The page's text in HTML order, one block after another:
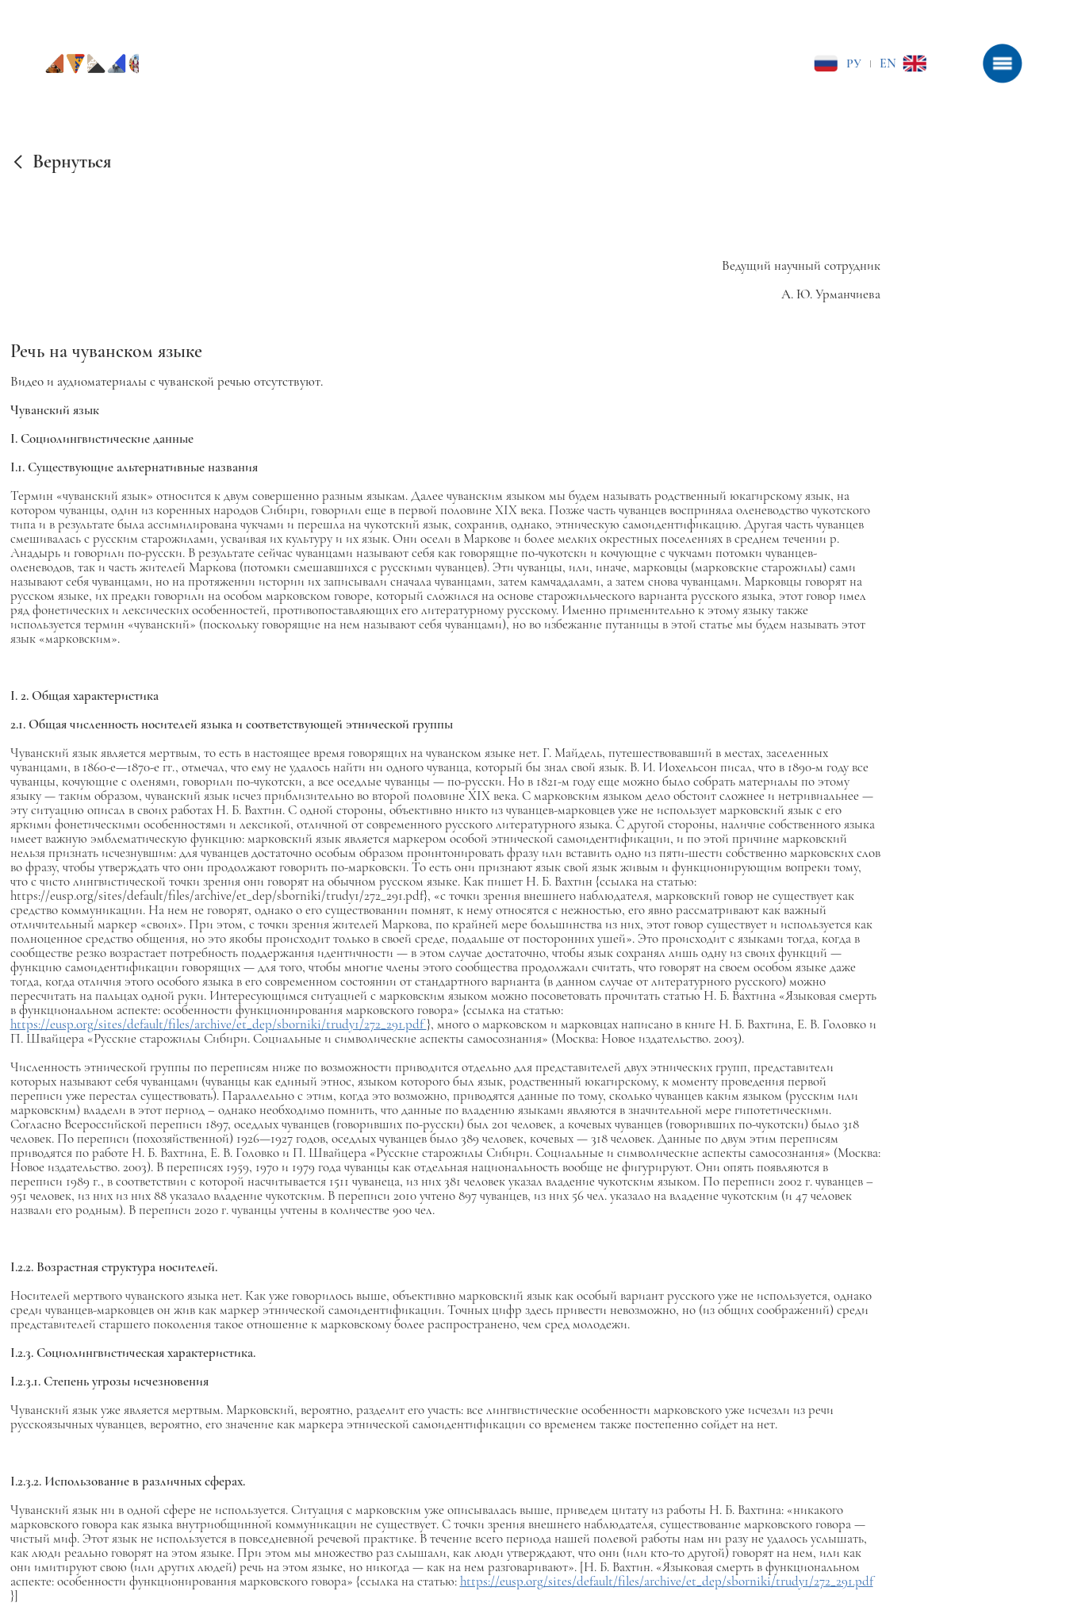
РУ EN
Вернуться
Ведущий научный сотрудник
А. Ю. Урманчиева
Речь на чуванском языке
Видео и аудиоматериалы с чуванской речью отсутствуют.
Чуванский язык
I. Социолингвистические данные
I.1. Существующие альтернативные названия
Термин «чуванский язык» относится к двум совершенно разным языкам. Далее чуванским языком мы будем называть родственный юкагирскому язык, на
котором чуванцы, один из коренных народов Сибири, говорили еще в первой половине XIX века. Позже часть чуванцев восприняла оленеводство чукотского
типа и в результате была ассимилирована чукчами и перешла на чукотский язык, сохранив, однако, этническую самоидентификацию. Другая часть чуванцев
смешивалась с русским старожилами, усваивая их культуру и их язык. Они осели в Маркове и более мелких окрестных поселениях в среднем течении р.
Анадырь и говорили по-русски. В результате сейчас чуванцами называют себя как говорящие по-чукотски и кочующие с чукчами потомки чуванцев-
оленеводов, так и часть жителей Маркова (потомки смешавшихся с русскими чуванцев). Эти чуванцы, или, иначе, марковцы (марковские старожилы) сами
называют себя чуванцами, но на протяжении истории их записывали сначала чуванцами, затем камчадалами, а затем снова чуванцами. Марковцы говорят на
русском языке, их предки говорили на особом марковском говоре, который сложился на основе старожильческого варианта русского языка, этот говор имел
ряд фонетических и лексических особенностей, противопоставляющих его литературному русскому. Именно применительно к этому языку также
используется термин «чуванский» (поскольку говорящие на нем называют себя чуванцами), но во избежание путаницы в этой статье мы будем называть этот
язык «марковским».
I. 2. Общая характеристика
2.1. Общая численность носителей языка и соответствующей этнической группы
Чуванский язык является мертвым, то есть в настоящее время говорящих на чуванском языке нет. Г. Майдель, путешествовавший в местах, заселенных
чуванцами, в 1860-е—1870-е гг., отмечал, что ему не удалось найти ни одного чуванца, который бы знал свой язык. В. И. Иохельсон писал, что в 1890-м году все
чуванцы, кочующие с оленями, говорили по-чукотски, а все оседлые чуванцы — по-русски. Но в 1821-м году еще можно было собрать материалы по этому
языку — таким образом, чуванский язык исчез приблизительно во второй половине XIX века. С марковским языком дело обстоит сложнее и нетривиальнее —
эту ситуацию описал в своих работах Н. Б. Вахтин. С одной стороны, объективно никто из чуванцев-марковцев уже не использует марковский язык с его
яркими фонетическими особенностями и лексикой, отличной от современного русского литературного языка. С другой стороны, наличие собственного языка
имеет важную эмблематическую функцию: марковский язык является маркером особой этнической самоидентификации, и по этой причине марковский
нельзя признать исчезнувшим: для чуванцев достаточно особым образом проинтонировать фразу или вставить одно из пяти-шести собственно марковских слов
во фразу, чтобы утверждать что они продолжают говорить по-марковски. То есть они признают язык свой язык живым и функционирующим вопреки тому,
что с чисто лингвистической точки зрения они говорят на обычном русском языке. Как пишет Н. Б. Вахтин {ссылка на статью:
https://eusp.org/sites/default/files/archive/et_dep/sborniki/trudy1/272_291.pdf}, «с точки зрения внешнего наблюдателя, марковский говор не существует как
средство коммуникации. На нем не говорят, однако о его существовании помнят, к нему относятся с нежностью, его явно рассматривают как важный
отличительный маркер «своих». При этом, с точки зрения жителей Маркова, по крайней мере большинства из них, этот говор существует и используется как
полноценное средство общения, но это якобы происходит только в своей среде, подальше от посторонних ушей». Это происходит с языками тогда, когда в
сообществе резко возрастает потребность поддержания идентичности — в этом случае достаточно, чтобы язык сохранял лишь одну из своих функций —
функцию самоидентификации говорящих — для того, чтобы многие члены этого сообщества продолжали считать, что говорят на своем особом языке даже
тогда, когда отличия этого особого языка в его современном состоянии от стандартного варианта (в данном случае от литературного русского) можно
пересчитать на пальцах одной руки. Интересующимся ситуацией с марковским языком можно посоветовать прочитать статью Н. Б. Вахтина «Языковая смерть
в функциональном аспекте: особенности функционирования марковского говора» {ссылка на статью:
https://eusp.org/sites/default/files/archive/et_dep/sborniki/trudy1/272_291.pdf}, много о марковском и марковцах написано в книге Н. Б. Вахтина, Е. В. Головко и
П. Швайцера «Русские старожилы Сибири. Социальные и символические аспекты самосознания» (Москва: Новое издательство. 2003).
Численность этнической группы по переписям ниже по возможности приводится отдельно для представителей двух этнических групп, представители
которых называют себя чуванцами (чуванцы как единый этнос, языком которого был язык, родственный юкагирскому, к моменту проведения первой
переписи уже перестал существовать). Параллельно с этим, когда это возможно, приводятся данные по тому, сколько чуванцев каким языком (русским или
марковским) владели в этот период – однако необходимо помнить, что данные по владению языками являются в значительной мере гипотетическими.
Согласно Всероссийской переписи 1897, оседлых чуванцев (говоривших по-русски) был 201 человек, а кочевых чуванцев (говоривших по-чукотски) было 318
человек. По переписи (похозяйственной) 1926—1927 годов, оседлых чуванцев было 389 человек, кочевых — 318 человек. Данные по двум этим переписям
приводятся по работе Н. Б. Вахтина, Е. В. Головко и П. Швайцера «Русские старожилы Сибири. Социальные и символические аспекты самосознания» (Москва:
Новое издательство. 2003). В переписях 1959, 1970 и 1979 года чуванцы как отдельная национальность вообще не фигурируют. Они опять появляются в
переписи 1989 г., в соответствии с которой насчитывается 1511 чуванеца, из них 381 человек указал владение чукотским языком. По переписи 2002 г. чуванцев –
951 человек, из нихиз них 88 указало владение чукотским. В переписи 2010 учтено 897 чуванцев, из них 56 чел. указало на владение чукотским (и 47 человек
назвали его родным). В переписи 2020 г. чуванцы учтены в количестве 900 чел.
I.2.2. Возрастная структура носителей.
Носителей мертвого чуванского языка нет. Как уже говорилось выше, объективно марковский язык как особый вариант русского уже не используется, однако
среди чуванцев-марковцев он жив как маркер этнической самоидентификации. Точных цифр здесь привести невозможно, но (из общих соображений) среди
представителей старшего поколения такое отношение к марковскому более распространено, чем сред молодежи.
I.2.3. Социолингвистическая характеристика.
I.2.3.1. Степень угрозы исчезновения
Чуванский язык уже является мертвым. Марковский, вероятно, разделит его участь: все лингвистические особенности марковского уже исчезли из речи
русскоязычных чуванцев, вероятно, его значение как маркера этнической самоидентификации со временем также постепенно сойдет на нет.
I.2.3.2. Использование в различных сферах.
Чуванский язык ни в одной сфере не используется. Ситуация с марковским уже описывалась выше, приведем цитату из работы Н. Б. Вахтина: «никакого
марковского говора как языка внутриобщинной коммуникации не существует. С точки зрения внешнего наблюдателя, существование марковского говора —
чистый миф. Этот язык не используется в повседневной речевой практике. В течение всего периода нашей полевой работы нам ни разу не удалось услышать,
как люди реально говорят на этом языке. При этом мы множество раз слышали, как люди утверждают, что они (или кто-то другой) говорят на нем, или как
они имитируют свою (или других людей) речь на этом языке, но никогда — как на нем разговаривают». [Н. Б. Вахтин. «Языковая смерть в функциональном
аспекте: особенности функционирования марковского говора» {ссылка на статью:https://eusp.org/sites/default/files/archive/et_dep/sborniki/trudy1/272_291.pdf
}]